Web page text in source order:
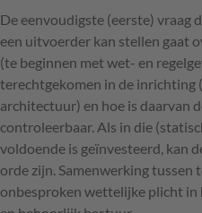
De eenvoudigste (eerste) vraag
een uitvoerder kan stellen gaat
(te beginnen met wet- en
terechtgekomen in de inrichting
architectuur) en hoe is daarvan
controleerbaar. Als in die
voldoende is geïnvesteerd, kan
orde zijn. Samenwerking tussen
onbesproken wettelijke plicht in